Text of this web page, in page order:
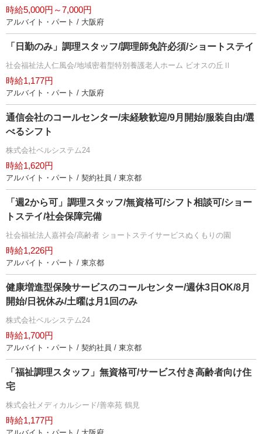
時給5,000円～7,000円
アルバイト・パート / 大阪府
「日勤のみ」調理スタッフ/調理師免許必須/ショートステイ
社会福祉法人仁風会/地域密着型特別養護老人ホーム ビオスの丘Ⅱ
時給1,177円
アルバイト・パート / 大阪府
通信会社のコールセンター/未経験歓迎/9月開始/服装自由/選
べるシフト
株式会社ベルシステム24
時給1,620円
アルバイト・パート / 契約社員 / 東京都
「週2から可」調理スタッフ/無資格可/シフト相談可/ショー
トステイ/社会保障完備
社会福祉法人嘉祥会/高齢者 ショートステイサービスぬくもりの園
時給1,226円
アルバイト・パート / 東京都
健康増進型保険サービスのコールセンター/週休3日OK/8月
開始/日祝休み/土曜は月1回のみ
株式会社ベルシステム24
時給1,700円
アルバイト・パート / 契約社員 / 東京都
「福祉調理スタッフ」無資格可/サービス付き高齢者向け住
宅
株式会社メディカルシード/善幸苑 鶴見
時給1,177円